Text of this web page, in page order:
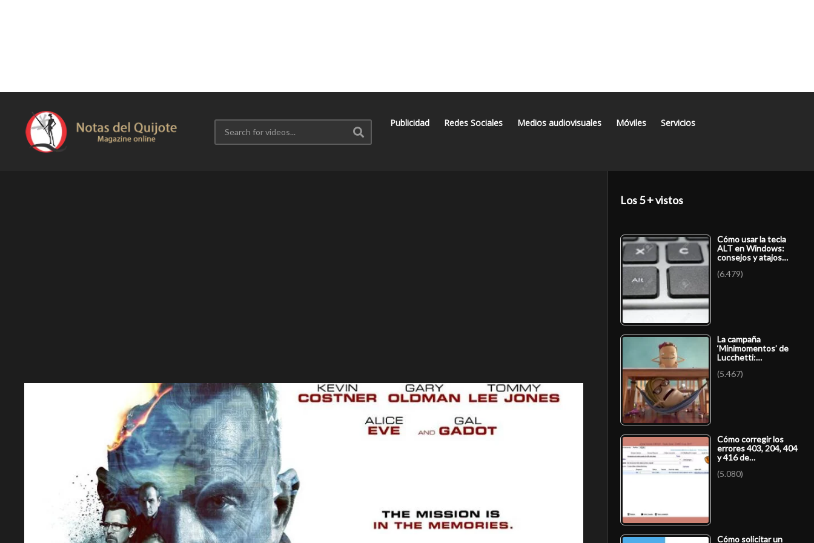
Publicidad Redes Sociales Medios audiovisuales Móviles Servicios
Los 5 + vistos
Cómo usar la tecla
ALT en Windows:
consejos y atajos…
(6.479)
La campaña
‘Minimomentos’ de
Lucchetti:…
(5.467)
Cómo corregir los
errores 403, 204, 404
y 416 de…
(5.080)
Cómo solicitar un